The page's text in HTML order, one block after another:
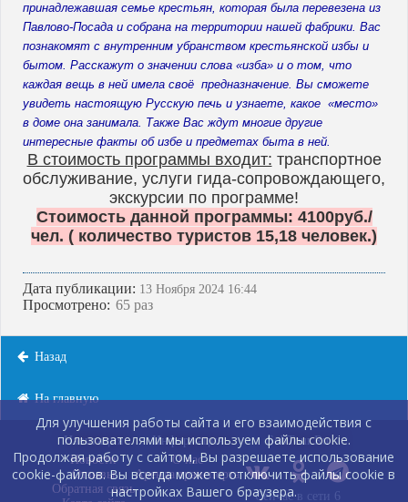
принадлежавшая семье крестьян, которая была перевезена из
Павлово-Посада и собрана на территории нашей фабрики. Вас
познакомят с внутренним убранством крестьянской избы и
бытом. Расскажут о значении слова «изба» и о том, что
каждая вещь в ней имела своё предназначение. Вы сможете
увидеть настоящую Русскую печь и узнаете, какое «место»
в доме она занимала. Также Вас ждут многие другие
интересные факты об избе и предметах быта в ней.
В стоимость программы входит: транспортное
обслуживание, услуги гида-сопровождающего,
экскурсии по программе!
Стоимость данной программы: 4100руб./
чел. ( количество туристов 15,18 человек.)
Дата публикации: 13 Ноября 2024 16:44
Просмотрено: 65 раз
Назад
На главную
Навигация
Новости
Отзывы
Обратная связь
Информация
О нас
Аренда транспорта
SobTour.Ru
Сейчас в сети 6
Для улучшения работы сайта и его взаимодействия с
пользователями мы используем файлы cookie.
Продолжая работу с сайтом, Вы разрешаете использование
cookie-файлов. Вы всегда можете отключить файлы cookie в
настройках Вашего браузера.